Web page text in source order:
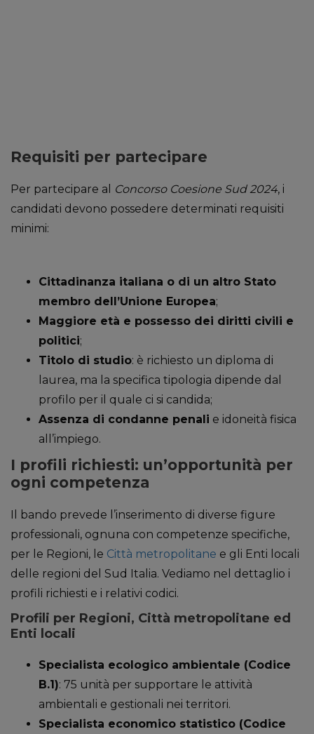
Requisiti per partecipare
Per partecipare al Concorso Coesione Sud 2024, i
candidati devono possedere determinati requisiti
minimi:
Cittadinanza italiana o di un altro Stato
membro dell’Unione Europea;
Maggiore età e possesso dei diritti civili e
politici;
Titolo di studio: è richiesto un diploma di
laurea, ma la specifica tipologia dipende dal
profilo per il quale ci si candida;
Assenza di condanne penali e idoneità fisica
all’impiego.
I profili richiesti: un’opportunità per
ogni competenza
Il bando prevede l’inserimento di diverse figure
professionali, ognuna con competenze specifiche,
per le Regioni, le Città metropolitane e gli Enti locali
delle regioni del Sud Italia. Vediamo nel dettaglio i
profili richiesti e i relativi codici.
Profili per Regioni, Città metropolitane ed
Enti locali
Specialista ecologico ambientale (Codice
B.1): 75 unità per supportare le attività
ambientali e gestionali nei territori.
Specialista economico statistico (Codice